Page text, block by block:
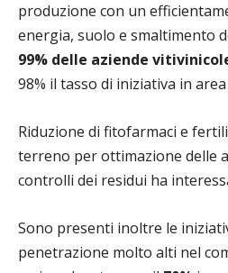
produzione con un
energia, suolo e smaltimento
99% delle aziende
98% il tasso di iniziativa in
Riduzione di fitofarmaci e
terreno per ottimazione delle
controlli dei residui ha
Sono presenti inoltre le
penetrazione molto alti nel